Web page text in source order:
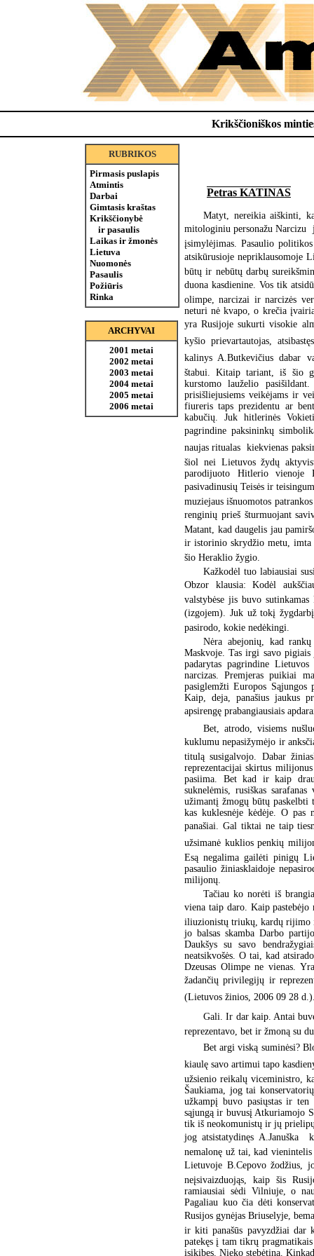
Krikščioniškos
RUBRIKOS
Pirmasis puslapis
Atmintis
Darbai
Gimtasis kraštas
Krikščionybė
ir pasaulis
Laikas ir žmonės
Lietuva
Nuomonės
Pasaulis
Požiūris
Rinka
ARCHYVAI
2001 metai
2002 metai
2003 metai
2004 metai
2005 metai
2006 metai
Petras KATINAS
Matyt, nereikia aiškinti,
mitologiniu personažu Narcizu
įsimylėjimas. Pasaulio
atsikūrusioje nepriklausomoje
būtų ir nebūtų darbų
duona kasdienine. Vos tik
olimpe, narcizai ir narcizės
neturi nė kvapo, o krečia
yra Rusijoje sukurti visokie
kyšio prievartautojas,
kalinys A.Butkevičius dabar
štabui. Kitaip tariant, iš šio
kurstomo lauželio
prisišliejusiems veikėjams ir
fiureris taps prezidentu ar
kabučių. Juk hitlerinės
pagrindine paksininkų
naujas ritualas  kiekvienas
šiol nei Lietuvos žydų
parodijuoto Hitlerio vienoje
pasivadinusių Teisės ir
muziejaus išnuomotos
renginių prieš šturmuojant
Matant, kad daugelis jau
ir istorinio skrydžio metu,
šio Heraklio žygio.
Kažkodėl tuo labiausiai
Obzor klausia: Kodėl
valstybėse jis buvo
(izgojem). Juk už tokį
pasirodo, kokie nedėkingi.
Nėra abejonių, kad
Maskvoje. Tas irgi savo pigiais
padarytas pagrindine
narcizas. Premjeras puikiai
pasiglemžti Europos
Kaip, deja, panašius jaukus
apsirengę prabangiausiais
Bet, atrodo, visiems
kuklumu nepasižymėjo ir
titulą susigalvojo. Dabar
reprezentacijai skirtus
pasiima. Bet kad ir kaip
suknelėmis, rusiškas
užimantį žmogų būtų
kas kuklesnėje kėdėje. O
panašiai. Gal tiktai ne taip
užsimanė kuklios penkių
Esą negalima gailėti pinigų
pasaulio žiniasklaidoje
milijonų.
Tačiau ko norėti iš
viena taip daro. Kaip
iliuzionistų triukų, kardų rijimo
jo balsas skamba Darbo
Daukšys su savo
neatsikvošės. O tai, kad
Dzeusas Olimpe ne vienas.
žadančių privilegijų ir
(Lietuvos žinios, 2006 09 28
Gali. Ir dar kaip. Antai
reprezentavo, bet ir žmoną su
Bet argi viską suminėsi?
kiaulę savo artimui tapo
užsienio reikalų viceministro,
Šaukiama, jog tai
užkampį buvo pasiųstas ir ten
sąjungą ir buvusį Atkuriamojo
tik iš neokomunistų ir jų
jog atsistatydinęs A.Januška 
nemalonę už tai, kad
Lietuvoje B.Cepovo žodžius,
neįsivaizduojąs, kaip šis
ramiausiai sėdi Vilniuje, o
Pagaliau kuo čia dėti
Rusijos gynėjas Briuselyje,
ir kiti panašūs pavyzdžiai dar
patekęs į tam tikrų
įsikibęs. Nieko stebėtina.